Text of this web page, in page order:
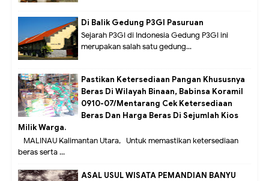
Di Balik Gedung P3GI Pasuruan
Sejarah P3GI di Indonesia Gedung P3GI ini
merupakan salah satu gedung...
Pastikan Ketersediaan Pangan Khususnya
Beras Di Wilayah Binaan, Babinsa Koramil
0910-07/Mentarang Cek Ketersediaan
Beras Dan Harga Beras Di Sejumlah Kios
Milik Warga.
MALINAU Kalimantan Utara,- Untuk memastikan ketersediaan
beras serta ...
ASAL USUL WISATA PEMANDIAN BANYU